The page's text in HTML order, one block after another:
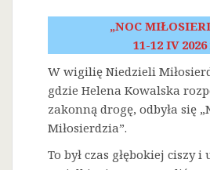
„NOC
11-12 IV 2026
W wigilię Niedzieli
gdzie Helena Kowalska
zakonną drogę, odbyła się
Miłosierdzia”.
To był czas głębokiej ciszy